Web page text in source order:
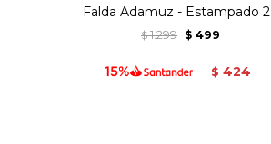
Falda Adamuz - Estampado 2
$ 1.299 $ 499
$ 424